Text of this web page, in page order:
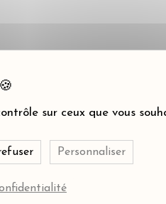
sur ceux que vous
Personnaliser